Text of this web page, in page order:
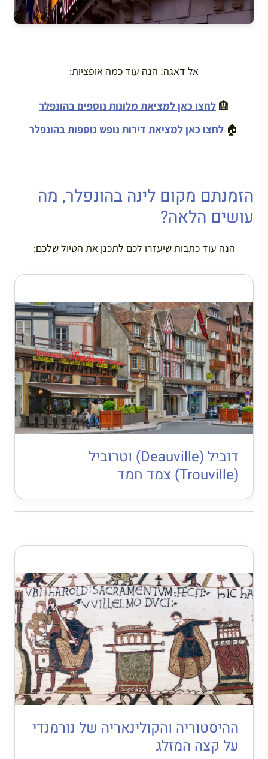
אל דאגה! הנה עוד כמה אופציות:
🏨 לחצו כאן למציאת מלונות נוספים בהונפלר
🏠 לחצו כאן למציאת דירות נופש נוספות בהונפלר
הזמנתם מקום לינה בהונפלר, מה
עושים הלאה?
הנה עוד כתבות שיעזרו לכם לתכנן את הטיול שלכם:
דוביל (Deauville) וטרוביל
(Trouville) צמד חמד
ההיסטוריה והקולינאריה של נורמנדי
על קצה המזלג